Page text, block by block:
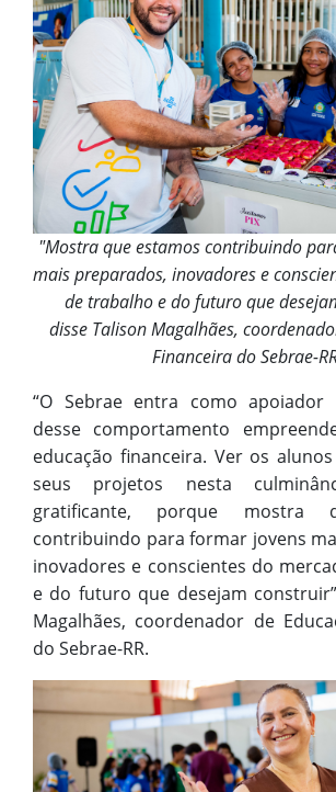
"Mostra que estamos contribuindo
mais preparados, inovadores e
de trabalho e do futuro que
disse Talison Magalhães,
Financeira do Sebrae-
“O Sebrae entra como apoiador
desse comportamento
educação financeira. Ver os
seus projetos nesta
gratificante, porque mostra
contribuindo para formar jovens
inovadores e conscientes do
e do futuro que desejam
Magalhães, coordenador de
do Sebrae-RR.